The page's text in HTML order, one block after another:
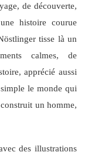
de découverte,
histoire courue
tisse là un
calmes, de
apprécié aussi
le monde qui
un homme,
des illustrations